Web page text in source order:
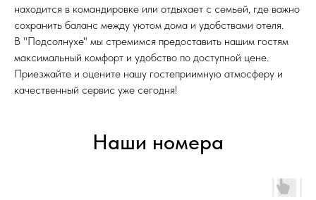
находится в командировке или отдыхает с семьей, где важно
сохранить баланс между уютом дома и удобствами отеля.
В "Подсолнухе" мы стремимся предоставить нашим гостям
максимальный комфорт и удобство по доступной цене.
Приезжайте и оцените нашу гостеприимную атмосферу и
качественный сервис уже сегодня!
Наши номера